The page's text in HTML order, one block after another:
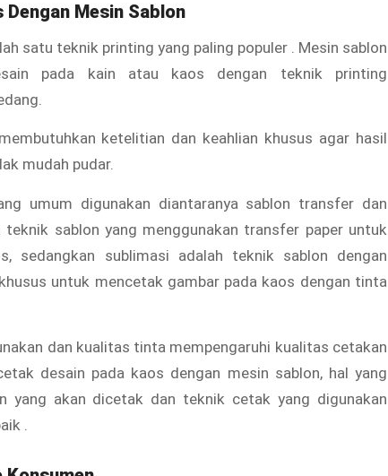
Mesin Sablon
satu teknik printing yang paling populer . Mesin sablon
pada kain atau kaos dengan teknik printing
ketelitian dan keahlian khusus agar hasil
mudah pudar.
umum digunakan diantaranya sablon transfer dan
sablon yang menggunakan transfer paper untuk
sedangkan sublimasi adalah teknik sablon dengan
untuk mencetak gambar pada kaos dengan tinta
dan kualitas tinta mempengaruhi kualitas cetakan
desain pada kaos dengan mesin sablon, hal yang
yang akan dicetak dan teknik cetak yang digunakan
.